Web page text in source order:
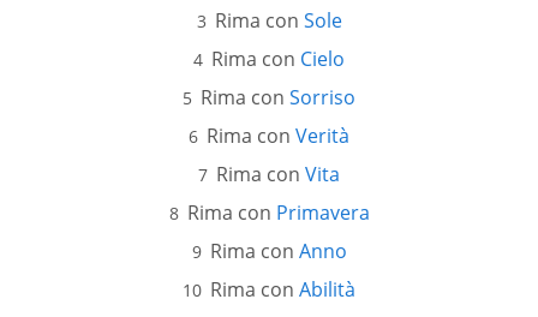
Rima con Sole
Rima con Cielo
Rima con Sorriso
Rima con Verità
Rima con Vita
Rima con Primavera
Rima con Anno
Rima con Abilità